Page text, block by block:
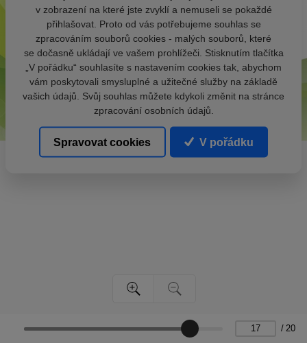
/ 20
v zobrazení na které jste zvyklí a nemuseli se pokaždé
přihlašovat. Proto od vás potřebujeme souhlas se
zpracováním souborů cookies - malých souborů, které
se dočasně ukládají ve vašem prohlížeči. Stisknutím tlačítka
„V pořádku“ souhlasíte s nastavením cookies tak, abychom
vám poskytovali smysluplné a užitečné služby na základě
vašich údajů. Svůj souhlas můžete kdykoli změnit na stránce
zpracování osobních údajů.
Spravovat cookies V pořádku